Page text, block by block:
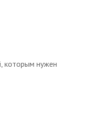
которым нужен